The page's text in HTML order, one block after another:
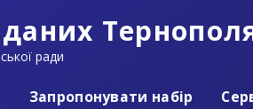
ради
Запропонувати набір